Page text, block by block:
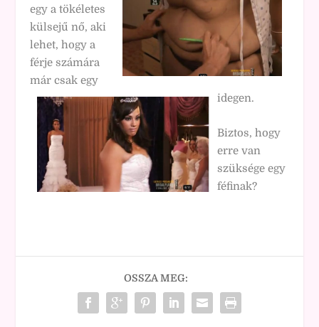
egy a tökéletes
külsejű nő, aki
lehet, hogy a
férje számára
már csak egy
idegen.
Biztos, hogy
erre van
szüksége egy
féfinak?
OSSZA MEG: